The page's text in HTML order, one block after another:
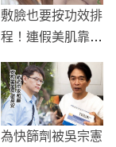
敷臉也要按功效排
程！連假美肌靠
法」維持透亮美肌
為快篩劑被吳宗憲